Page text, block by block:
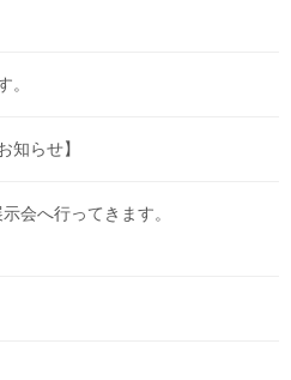
。
知らせ】
会へ行ってきます。